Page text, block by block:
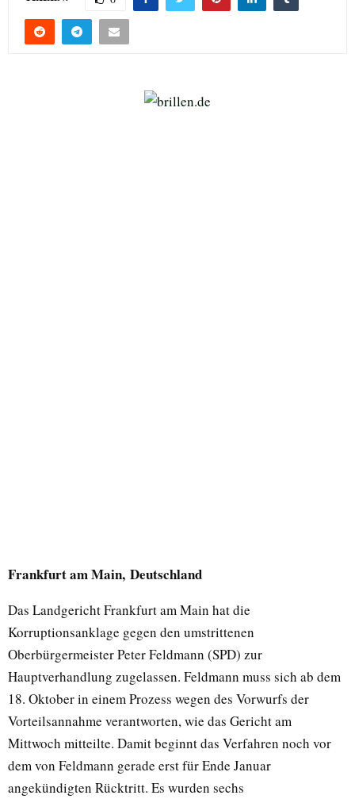
Frankfurt am Main, Deutschland
Das Landgericht Frankfurt am Main hat die
Korruptionsanklage gegen den umstrittenen
Oberbürgermeister Peter Feldmann (SPD) zur
Hauptverhandlung zugelassen. Feldmann muss sich ab dem
18. Oktober in einem Prozess wegen des Vorwurfs der
Vorteilsannahme verantworten, wie das Gericht am
Mittwoch mitteilte. Damit beginnt das Verfahren noch vor
dem von Feldmann gerade erst für Ende Januar
angekündigten Rücktritt. Es wurden sechs